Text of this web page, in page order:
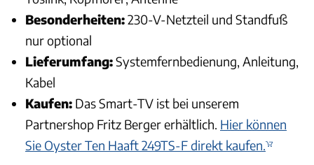
Besonderheiten:230-V-Netzteil und Standfuß
nur optional
Lieferumfang:Systemfernbedienung, Anleitung,
Kabel
Kaufen: Das Smart-TV ist bei unserem
Partnershop Fritz Berger erhältlich. Hier können
Sie Oyster Ten Haaft 249TS-F direkt kaufen.